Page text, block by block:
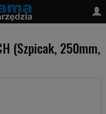
(Szpicak, 250mm,